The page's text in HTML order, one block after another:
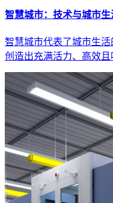
智慧城市：技术与城市
智慧城市代表了城市生活
创造出充满活力、高效